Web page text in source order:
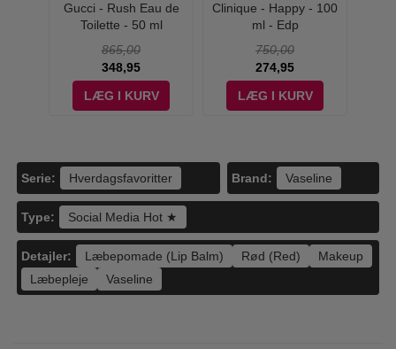
Gucci - Rush Eau de
Toilette - 50 ml
865,00
348,95
LÆG I KURV
Clinique - Happy - 100
ml - Edp
750,00
274,95
LÆG I KURV
Serie: Hverdagsfavoritter Brand: Vaseline
Type: Social Media Hot ★
Detajler: Læbepomade (Lip Balm) Rød (Red)
Makeup
Læbepleje
Vaseline